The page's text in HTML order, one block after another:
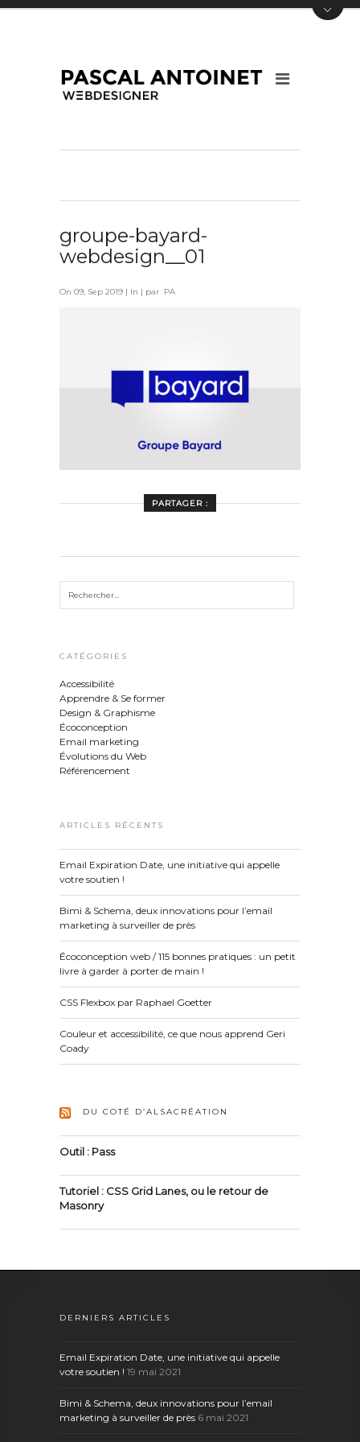
groupe-bayard-
webdesign__01
On 09, Sep 2019 | In | par PA
PARTAGER :
CATÉGORIES
Accessibilité
Apprendre & Se former
Design & Graphisme
Écoconception
Email marketing
Évolutions du Web
Référencement
ARTICLES RÉCENTS
Email Expiration Date, une initiative qui appelle
votre soutien !
Bimi & Schema, deux innovations pour l’email
marketing à surveiller de près
Écoconception web / 115 bonnes pratiques : un petit
livre à garder à porter de main !
CSS Flexbox par Raphael Goetter
Couleur et accessibilité, ce que nous apprend Geri
Coady
DU COTÉ D’ALSACRÉATION
Outil : Pass
Tutoriel : CSS Grid Lanes, ou le retour de
Masonry
DERNIERS ARTICLES
Email Expiration Date, une initiative qui appelle
votre soutien ! 19 mai 2021
Bimi & Schema, deux innovations pour l’email
marketing à surveiller de près 6 mai 2021